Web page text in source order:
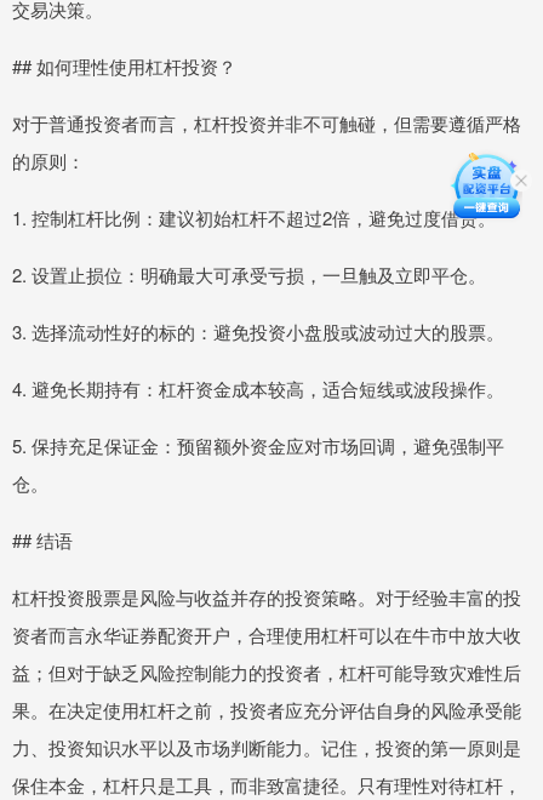
交易决策。
## 如何理性使用杠杆投资？
对于普通投资者而言，杠杆投资并非不可触碰，但需要遵循严格
的原则：
1. 控制杠杆比例：建议初始杠杆不超过2倍，避免过度借贷。
2. 设置止损位：明确最大可承受亏损，一旦触及立即平仓。
3. 选择流动性好的标的：避免投资小盘股或波动过大的股票。
4. 避免长期持有：杠杆资金成本较高，适合短线或波段操作。
5. 保持充足保证金：预留额外资金应对市场回调，避免强制平
仓。
## 结语
杠杆投资股票是风险与收益并存的投资策略。对于经验丰富的投
资者而言永华证券配资开户，合理使用杠杆可以在牛市中放大收
益；但对于缺乏风险控制能力的投资者，杠杆可能导致灾难性后
果。在决定使用杠杆之前，投资者应充分评估自身的风险承受能
力、投资知识水平以及市场判断能力。记住，投资的第一原则是
保住本金，杠杆只是工具，而非致富捷径。只有理性对待杠杆，